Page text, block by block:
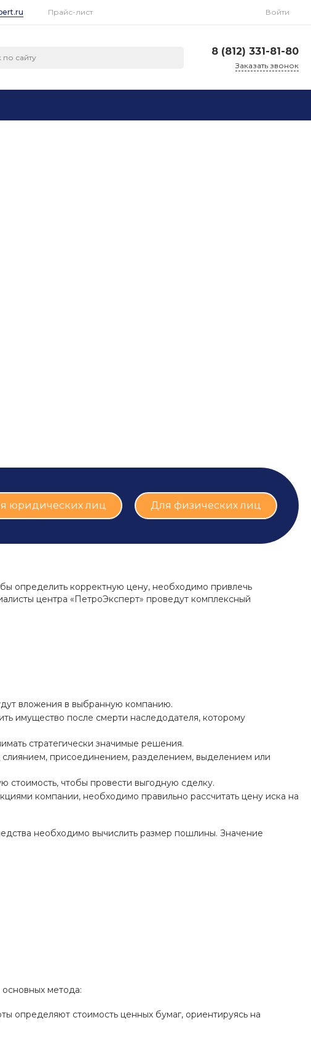
Прайс-лист Войти
8 (812) 331-81-80
Заказать звонок
юридических лиц Для физических лиц
определить корректную цену, необходимо привлечь
центра «ПетроЭксперт» проведут комплексный
вложения в выбранную компанию.
имущество после смерти наследодателя, которому
стратегически значимые решения.
присоединением, разделением, выделением или
стоимость, чтобы провести выгодную сделку.
компании, необходимо правильно рассчитать цену иска на
необходимо вычислить размер пошлины. Значение
метода:
определяют стоимость ценных бумаг, ориентируясь на